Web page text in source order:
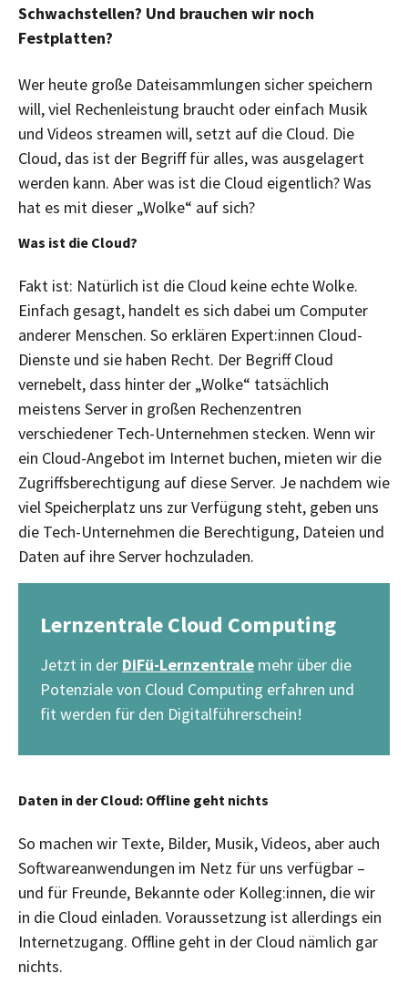
Schwachstellen? Und brauchen wir noch
Festplatten?
Wer heute große Dateisammlungen sicher speichern
will, viel Rechenleistung braucht oder einfach Musik
und Videos streamen will, setzt auf die Cloud. Die
Cloud, das ist der Begriff für alles, was ausgelagert
werden kann. Aber was ist die Cloud eigentlich? Was
hat es mit dieser „Wolke“ auf sich?
Was ist die Cloud?
Fakt ist: Natürlich ist die Cloud keine echte Wolke.
Einfach gesagt, handelt es sich dabei um Computer
anderer Menschen. So erklären Expert:innen Cloud-
Dienste und sie haben Recht. Der Begriff Cloud
vernebelt, dass hinter der „Wolke“ tatsächlich
meistens Server in großen Rechenzentren
verschiedener Tech-Unternehmen stecken. Wenn wir
ein Cloud-Angebot im Internet buchen, mieten wir die
Zugriffsberechtigung auf diese Server. Je nachdem wie
viel Speicherplatz uns zur Verfügung steht, geben uns
die Tech-Unternehmen die Berechtigung, Dateien und
Daten auf ihre Server hochzuladen.
Lernzentrale Cloud Computing
Jetzt in der DiFü-Lernzentrale mehr über die
Potenziale von Cloud Computing erfahren und
fit werden für den Digitalführerschein!
Daten in der Cloud: Offline geht nichts
So machen wir Texte, Bilder, Musik, Videos, aber auch
Softwareanwendungen im Netz für uns verfügbar –
und für Freunde, Bekannte oder Kolleg:innen, die wir
in die Cloud einladen. Voraussetzung ist allerdings ein
Internetzugang. Offline geht in der Cloud nämlich gar
nichts.